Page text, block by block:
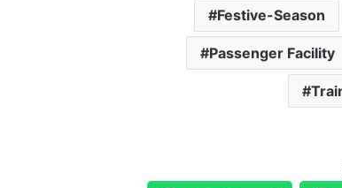
Festive-Season
Passenger Facility